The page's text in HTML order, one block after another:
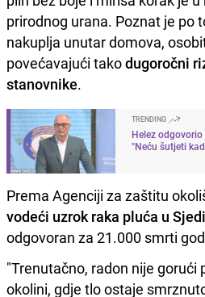
prirodnog urana. Poznat je po
nakuplja unutar domova,
povećavajući takodugoročni
stanovnike.
TRENDING
Helez
"Neću šutjeti
Prema Agenciji za zaštitu
vodeći uzrok raka pluća u
odgovoran za 21.000 smrti
"Trenutačno, radon nije gorući
okolini, gdje tlo ostaje